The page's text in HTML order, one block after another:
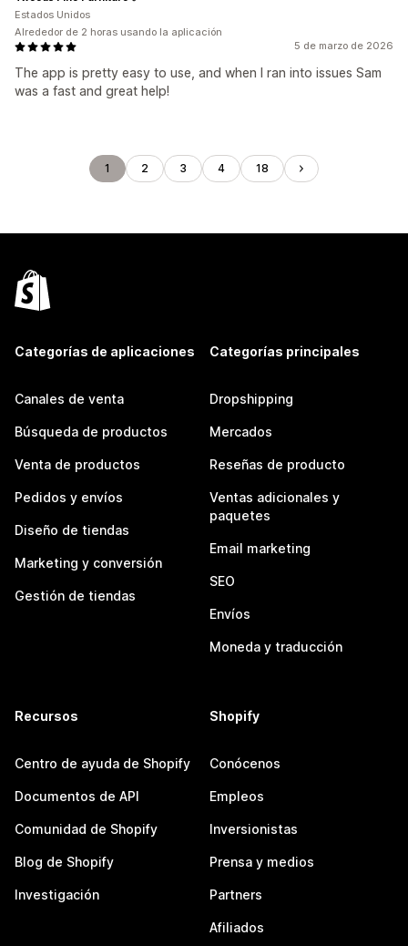
5 de marzo de 2026
The app is pretty easy to use, and when I ran into issues Sam
was a fast and great help!
Estados Unidos
Alrededor de 2 horas usando la aplicación
1 2 3 4 18
Categorías de aplicaciones
Canales de venta
Búsqueda de productos
Venta de productos
Pedidos y envíos
Diseño de tiendas
Marketing y conversión
Gestión de tiendas
Categorías principales
Dropshipping
Mercados
Reseñas de producto
Ventas adicionales y
paquetes
Email marketing
SEO
Envíos
Moneda y traducción
Recursos
Centro de ayuda de Shopify
Documentos de API
Comunidad de Shopify
Blog de Shopify
Investigación
Shopify
Conócenos
Empleos
Inversionistas
Prensa y medios
Partners
Afiliados